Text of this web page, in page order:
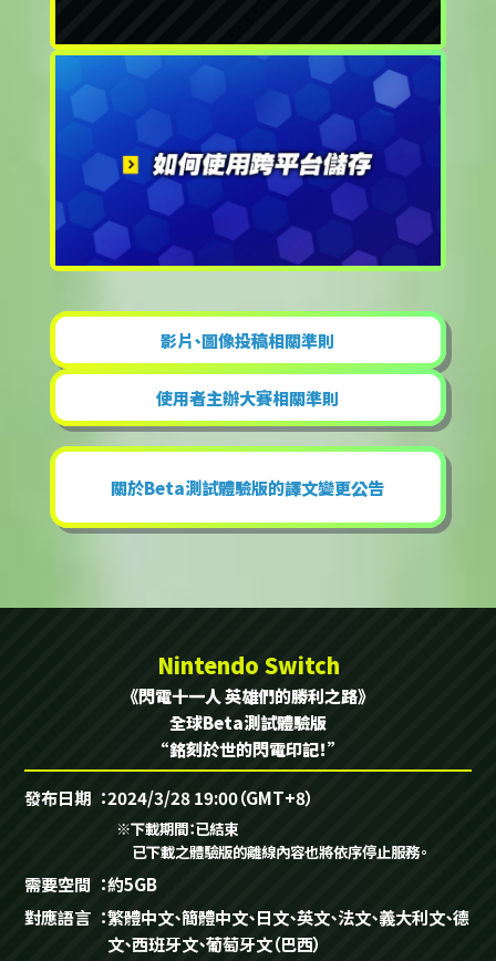
影片、圖像投稿相關準則
使用者主辦大賽相關準則
關於Beta測試體驗版的譯文變更公告
Nintendo Switch
《閃電十一人 英雄們的勝利之路》
全球Beta測試體驗版
“銘刻於世的閃電印記！”
發布日期 2024/3/28 19:00（GMT+8）
※下載期間：已結束
已下載之體驗版的離線內容也將依序停止服務。
需要空間
約5GB
對應語言
繁體中文、簡體中文、日文、英文、法文、義大利文、德
文、西班牙文、葡萄牙文（巴西）